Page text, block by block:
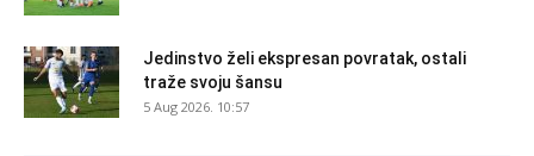
Jedinstvo želi ekspresan povratak, ostali
traže svoju šansu
5 Aug 2026. 10:57